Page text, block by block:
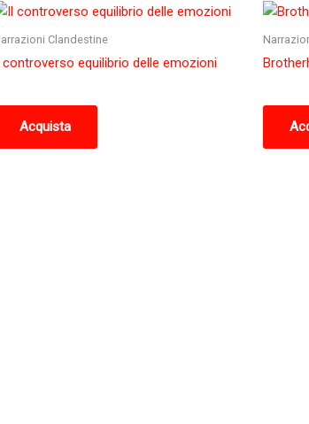
Clandestine
controverso equilibrio delle emozioni
Acquista